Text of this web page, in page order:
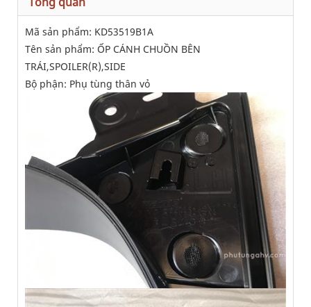
Mã sản phẩm: KD53519B1A
Tên sản phẩm: ỐP CÁNH CHUỒN BÊN
TRÁI,SPOILER(R),SIDE
Bộ phận: Phụ tùng thân vỏ